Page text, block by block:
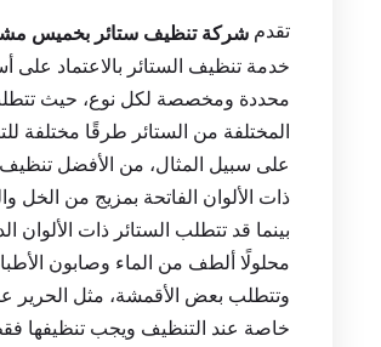
تقدم شركة تنظيف ستائر بخميس
خدمة تنظيف الستائر بالاعتماد على
محددة ومخصصة لكل نوع، حيث تتطلب
المختلفة من الستائر طرقًا مختلفة
على سبيل المثال، من الأفضل تنظيف
ذات الألوان الفاتحة بمزيج من الخل
بينما قد تتطلب الستائر ذات الألوان
محلولًا ألطف من الماء وصابون
وتتطلب بعض الأقمشة، مثل الحرير
خاصة عند التنظيف ويجب تنظيفها